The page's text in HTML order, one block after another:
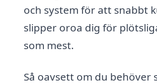
och system för att snabbt
slipper oroa dig för
som mest.
Så oavsett om du